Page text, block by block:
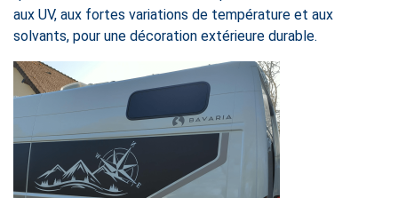
aux UV, aux fortes variations de température et aux
solvants, pour une décoration extérieure durable.